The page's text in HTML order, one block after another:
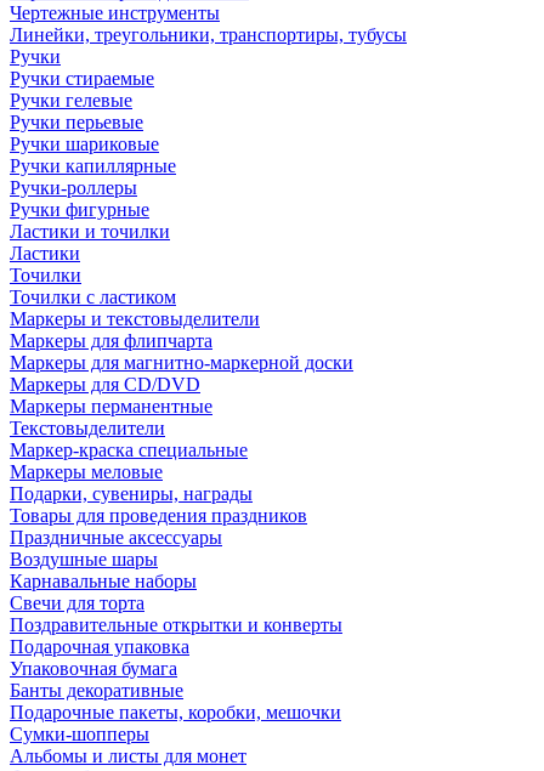
Чертежные инструменты
Линейки, треугольники, транспортиры, тубусы
Ручки
Ручки стираемые
Ручки гелевые
Ручки перьевые
Ручки шариковые
Ручки капиллярные
Ручки-роллеры
Ручки фигурные
Ластики и точилки
Ластики
Точилки
Точилки с ластиком
Маркеры и текстовыделители
Маркеры для флипчарта
Маркеры для магнитно-маркерной доски
Маркеры для CD/DVD
Маркеры перманентные
Текстовыделители
Маркер-краска специальные
Маркеры меловые
Подарки, сувениры, награды
Товары для проведения праздников
Праздничные аксессуары
Воздушные шары
Карнавальные наборы
Свечи для торта
Поздравительные открытки и конверты
Подарочная упаковка
Упаковочная бумага
Банты декоративные
Подарочные пакеты, коробки, мешочки
Сумки-шопперы
Альбомы и листы для монет